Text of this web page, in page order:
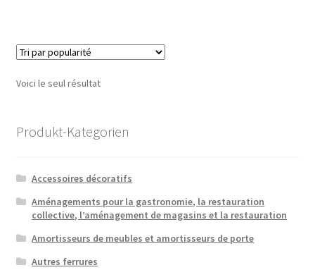
Voici le seul résultat
Produkt-Kategorien
Accessoires décoratifs
Aménagements pour la gastronomie, la restauration
collective, l’aménagement de magasins et la restauration
Amortisseurs de meubles et amortisseurs de porte
Autres ferrures